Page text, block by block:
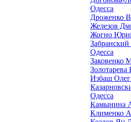
Одесса
Дроженко
Железов
Жогно
Одесса
Заковенко
Избаш
Одесса
Камынина
Клименко